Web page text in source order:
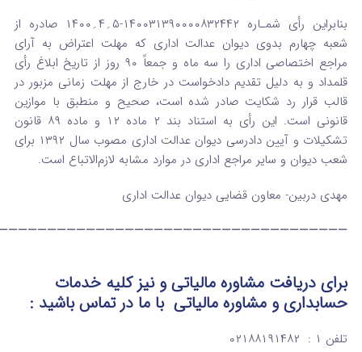
بنابراین رأی شمـاره ۱۴۰۰۳۱۳۹۰۰۰۰۸۳۲۴۴۲-۵؍۴؍۱۴۰۰ صادره از
شعبه چهارم بدوی دیوان عدالت اداری که مهلت اعتراض به آرای
مراجع اختصاصی اداری را سه ماه و جمعاً ۹۰ روز از تاریخ ابلاغ رأی
قلمداد و به دلیل تقدیم دادخواست در خارج از مهلت زمانی مزبور در
قالب قرار رد شکایت صادر شده است، صحیح و منطبق با موازین
قانونی است. این رأی به استناد بند ۲ ماده ۱۲ و ماده ۸۹ قانون
تشکیلات و آیین دادرسی دیوان عدالت اداری مصوب سال ۱۳۹۲ برای
شعب دیوان و سایر مراجع اداری در موارد مشابه لازم‌الاتباع است.
مهدی دربین- معاون قضایی دیوان عدالت اداری
برای دریافت مشاوره مالیاتی و نیز کلیه خدمات
حسابداری و مشاوره مالیاتیبا ما در تماسباشید :
تلفن ۱ : ۰۲۱۸۸۱۹۱۴۸۲